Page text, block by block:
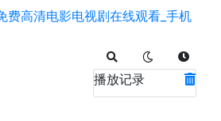
播放记录